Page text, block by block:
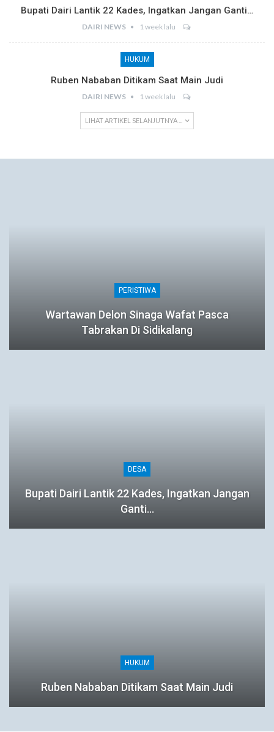
Bupati Dairi Lantik 22 Kades, Ingatkan Jangan Ganti…
DAIRI NEWS 1 week lalu
HUKUM
Ruben Nababan Ditikam Saat Main Judi
DAIRI NEWS 1 week lalu
LIHAT ARTIKEL SELANJUTNYA ...
PERISTIWA
Wartawan Delon Sinaga Wafat Pasca
Tabrakan Di Sidikalang
DESA
Bupati Dairi Lantik 22 Kades, Ingatkan Jangan
Ganti…
HUKUM
Ruben Nababan Ditikam Saat Main Judi